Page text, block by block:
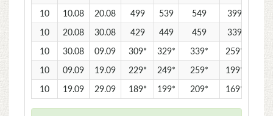
10
10.08 20.08 499 539 549 399
439
10
20.08 30.08 429 449 459 339
369
10
30.08 09.09 309* 329* 339* 259*
289*
10
09.09 19.09 229* 249* 259* 199*
209*
10
19.09 29.09 189* 199* 209* 169* 179*